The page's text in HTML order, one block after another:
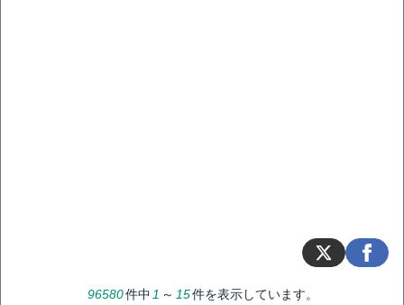
96580件中1 ～ 15件を表示しています。